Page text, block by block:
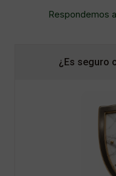
Respondemos
¿Es seguro